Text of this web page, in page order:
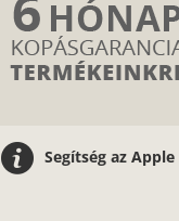
Segítség az